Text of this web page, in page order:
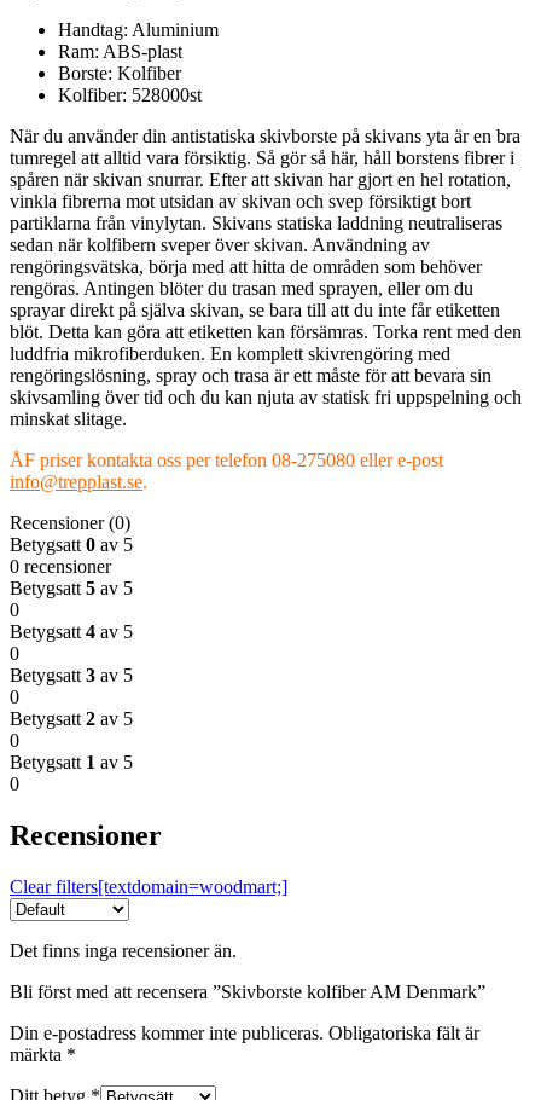
Handtag: Aluminium
Ram: ABS-plast
Borste: Kolfiber
Kolfiber: 528000st
När du använder din antistatiska skivborste på skivans yta är en bra
tumregel att alltid vara försiktig. Så gör så här, håll borstens fibrer i
spåren när skivan snurrar. Efter att skivan har gjort en hel rotation,
vinkla fibrerna mot utsidan av skivan och svep försiktigt bort
partiklarna från vinylytan. Skivans statiska laddning neutraliseras
sedan när kolfibern sveper över skivan. Användning av
rengöringsvätska, börja med att hitta de områden som behöver
rengöras. Antingen blöter du trasan med sprayen, eller om du
sprayar direkt på själva skivan, se bara till att du inte får etiketten
blöt. Detta kan göra att etiketten kan försämras. Torka rent med den
luddfria mikrofiberduken. En komplett skivrengöring med
rengöringslösning, spray och trasa är ett måste för att bevara sin
skivsamling över tid och du kan njuta av statisk fri uppspelning och
minskat slitage.
ÅF priser kontakta oss per telefon 08-275080 eller e-post
info@trepplast.se.
Recensioner (0)
Betygsatt 0 av 5
0 recensioner
Betygsatt 5 av 5
0
Betygsatt 4 av 5
0
Betygsatt 3 av 5
0
Betygsatt 2 av 5
0
Betygsatt 1 av 5
0
Recensioner
Clear filters[textdomain=woodmart;]
Det finns inga recensioner än.
Bli först med att recensera ”Skivborste kolfiber AM Denmark”
Din e-postadress kommer inte publiceras. Obligatoriska fält är
märkta *
Ditt betyg *